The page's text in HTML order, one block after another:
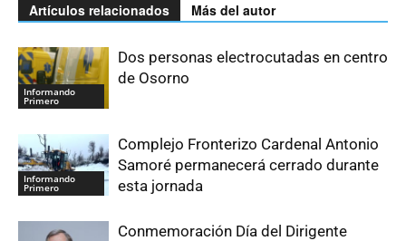
Artículos relacionados Más del autor
Informando
Primero
Dos personas electrocutadas en centro
de Osorno
Informando
Primero
Complejo Fronterizo Cardenal Antonio
Samoré permanecerá cerrado durante
esta jornada
Conmemoración Día del Dirigente